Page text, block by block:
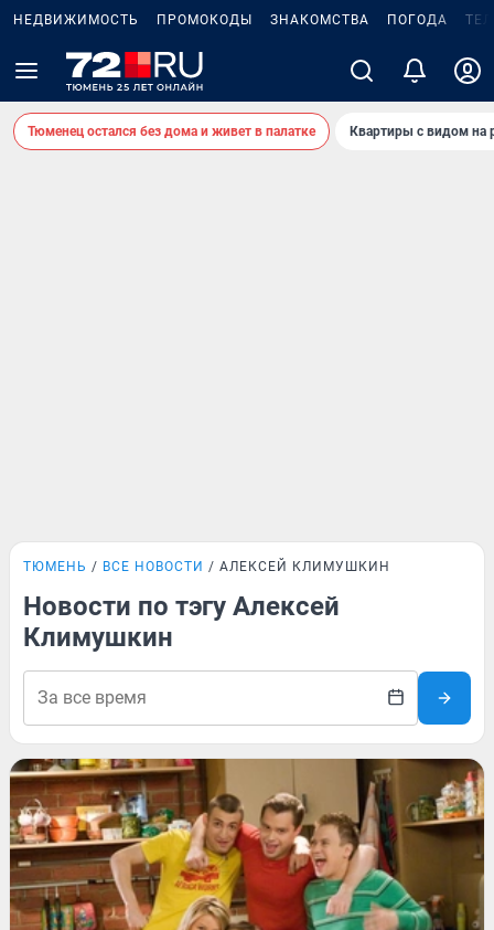
НЕДВИЖИМОСТЬ ПРОМОКОДЫ ЗНАКОМСТВА ПОГОДА
Тюменец остался без дома и живет в палатке Квартиры с видом на
ТЮМЕНЬ ВСЕ НОВОСТИ АЛЕКСЕЙ КЛИМУШКИН
Новости по тэгу Алексей
Климушкин